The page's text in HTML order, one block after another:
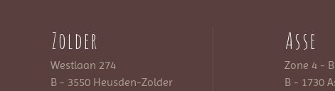
Zolder
Westlaan 274
B - 3550 Heusden-Zolder
Asse
Zone 4 -
B - 1730